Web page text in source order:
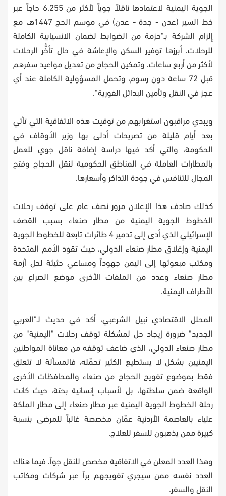
الجوية اليمنية لاعتمادها ناقلاً جوياً لأكثر من 6.255 حاجاً عبر
خط السير (عدن - جدة - عدن) في موسم الحج 1447هـ، مع
إلزام الشركة بـ"حزمة من الضوابط لضمان الانسيابية الكاملة
للرحلات، أبرزها توفير السكن والإعاشة في حال تأخُّر الرحلات
لأكثر من أربع ساعات، وتمكين الحجاج من تعديل مواعيد سفرهم
قبل 72 ساعة دون رسوم، وتحمل المسؤولية الكاملة عند أي
عجز في النقل وتأمين البدائل الفورية".
ويبدي مراقبون استغرابهم من توقيت هذه الاتفاقية التي تأتي
بعد أيام قليلة من تصريحات أدلى بها وزير الأوقاف في
الحكومة، والتي أكد فيها دراسة إضافة ناقل جوي للعمل
بالمطارات العاملة في المناطق الحكومية لنقل الحجاج وفتح
المجال للتنافس في جودة التذاكر وأسعارها.
كذلك صادف هذا الإعلان مرور نصف عام على توقف رحلات
الخطوط الجوية اليمنية من مطار صنعاء بسبب القصف
الإسرائيلي الذي أدى إلى تدمير 4 طائرات تابعة للخطوط الجوية
اليمنية وإغلاق مطار صنعاء الدولي، حيث تقود الأمم المتحدة
ومكتب مبعوثها إلى اليمن جهوداً ومساعي حثيثة لحل أزمة
مطار صنعاء وعدد من الملفات الأخرى موضع الصراع بين
الأطراف اليمنية.
المحلل الاقتصادي نبيل الشرعبي، أكد في حديث لـ"العربي
الجديد" ضرورة إيجاد حل لمشكلة توقف رحلات "اليمنية" من
مطار صنعاء الدولي، الذي ضاعف توقفه من معاناة المواطنين
اليمنيين بشكل لا يستطيع الكثير تحمّله، فالمسألة لا تتعلق
فقط بموضوع تفويج الحجاج من صنعاء والمحافظات الأخرى
الواقعة ضمن سلطتها، بل لأسباب إنسانية بحتة، حيث كانت
رحلة الخطوط الجوية اليمنية عبر مطار صنعاء إلى مطار الملكة
علياء بالعاصمة الأردنية عمّان مخصصة غالباً للمرضى بنسبة
كبيرة ممن يذهبون للسفر للعلاج.
وهذا العدد المعلن في الاتفاقية مخصص للنقل جواً، فيما هناك
العدد نفسه ممن سيجري تفويجهم براً عبر شركات ومكاتب
النقل والسفر.